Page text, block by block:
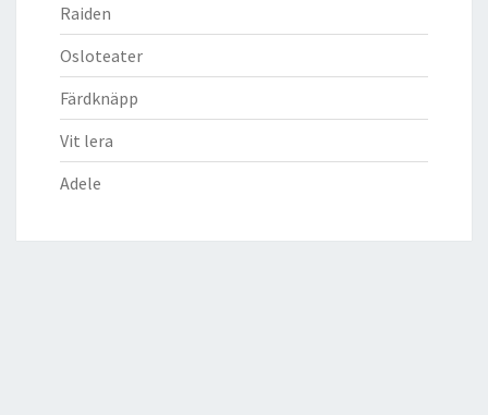
Raiden
Osloteater
Färdknäpp
Vit lera
Adele